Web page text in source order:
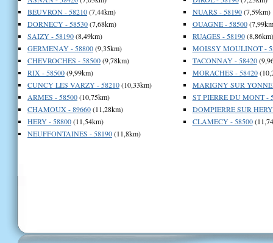
BEUVRON - 58210(7,44km)
DORNECY - 58530(7,68km)
SAIZY - 58190(8,49km)
GERMENAY - 58800(9,35km)
CHEVROCHES - 58500(9,78km)
RIX - 58500(9,99km)
CUNCY LES VARZY - 58210(10,33km)
ARMES - 58500(10,75km)
CHAMOUX - 89660(11,28km)
HERY - 58800(11,54km)
NEUFFONTAINES - 58190(11,8km)
NUARS - 58190(7,59km)
OUAGNE - 58500
RUAGES - 58190(8,86km)
MOISSY MOULINOT -
TACONNAY - 58420
MORACHES - 58420
MARIGNY SUR YONNE
ST PIERRE DU MONT -
DOMPIERRE SUR
CLAMECY - 58500